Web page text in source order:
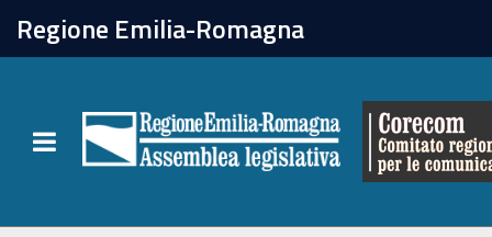
Regione Emilia-Romagna
Toggle navigation
chiudi
Le attività